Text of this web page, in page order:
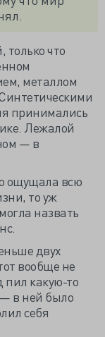
что
металлом
принимались
Лежалой
— в
ощущала всю
то уж
назвать
двух
вообще не
пил какую-то
— в ней было
себя